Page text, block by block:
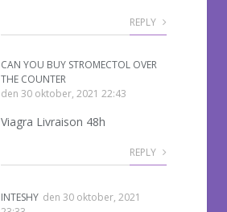
REPLY
CAN YOU BUY STROMECTOL OVER
THE COUNTER
den 30 oktober, 2021 22:43
Viagra Livraison 48h
REPLY
INTESHY den 30 oktober, 2021